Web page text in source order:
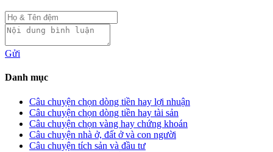
Gửi
Danh mục
Câu chuyện chọn dòng tiền hay lợi nhuận
Câu chuyện chọn dòng tiền hay tài sản
Câu chuyện chọn vàng hay chứng khoán
Câu chuyện nhà ở, đất ở và con người
Câu chuyện tích sản và đầu tư